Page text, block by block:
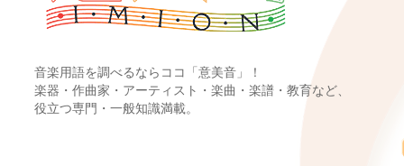
音楽用語を調べるならココ「意美音」！
楽器・作曲家・アーティスト・楽曲・楽譜・教育など、
役立つ専門・一般知識満載。